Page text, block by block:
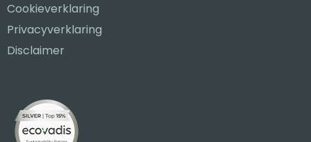
Cookieverklaring
Privacyverklaring
Disclaimer